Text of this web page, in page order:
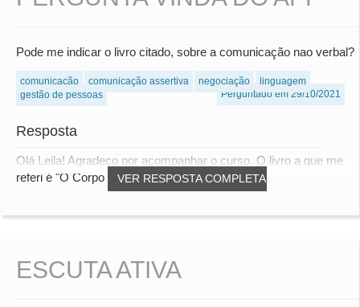
Pode me indicar o livro citado, sobre a comunicação nao verbal?
comunicação comunicação assertiva negociação
linguagem
gestão de pessoas
Perguntado em 29/10/2021
Resposta
VER RESPOSTA COMPLETA
Olá Leila! Agradeço por acompanhar o curso. O livro a que me
referi é "O Corpo Fala: A linguagem Sil...
ESCUTA ATIVA